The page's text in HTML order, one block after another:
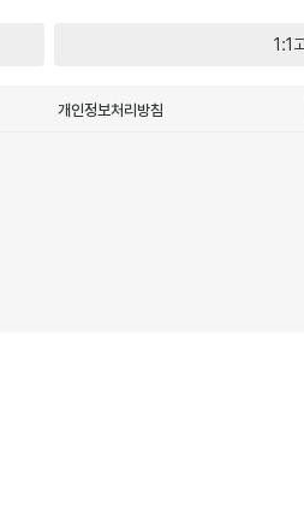
1:1
개인정보처리방침